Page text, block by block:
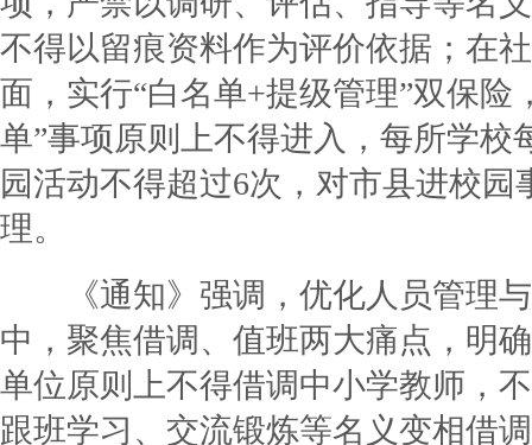
不得以留痕资料作为评价依据；在
面，实行“白名单+提级管理”双保险
单”事项原则上不得进入，每所学校
园活动不得超过6次，对市县进校园
理。
《通知》强调，优化人员管理与
中，聚焦借调、值班两大痛点，明
单位原则上不得借调中小学教师，
跟班学习、交流锻炼等名义变相借